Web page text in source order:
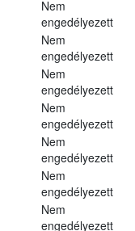
Nem
engedélyezett
Nem
engedélyezett
Nem
engedélyezett
Nem
engedélyezett
Nem
engedélyezett
Nem
engedélyezett
Nem
engedélyezett